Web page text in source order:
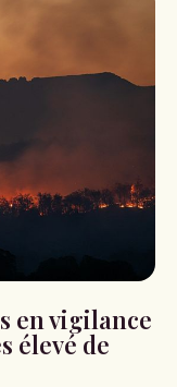
en vigilance
élevé de